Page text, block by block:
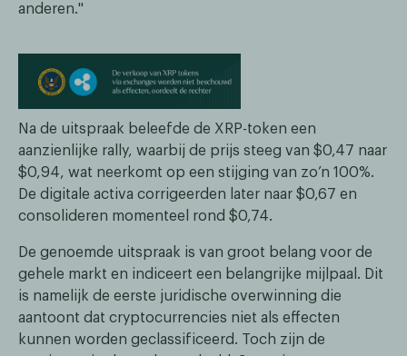
anderen."
Na de uitspraak beleefde de XRP-token een
aanzienlijke rally, waarbij de prijs steeg van $0,47 naar
$0,94, wat neerkomt op een stijging van zo’n 100%.
De digitale activa corrigeerden later naar $0,67 en
consolideren momenteel rond $0,74.
De genoemde uitspraak is van groot belang voor de
gehele markt en indiceert een belangrijke mijlpaal. Dit
is namelijk de eerste juridische overwinning die
aantoont dat cryptocurrencies niet als effecten
kunnen worden geclassificeerd. Toch zijn de